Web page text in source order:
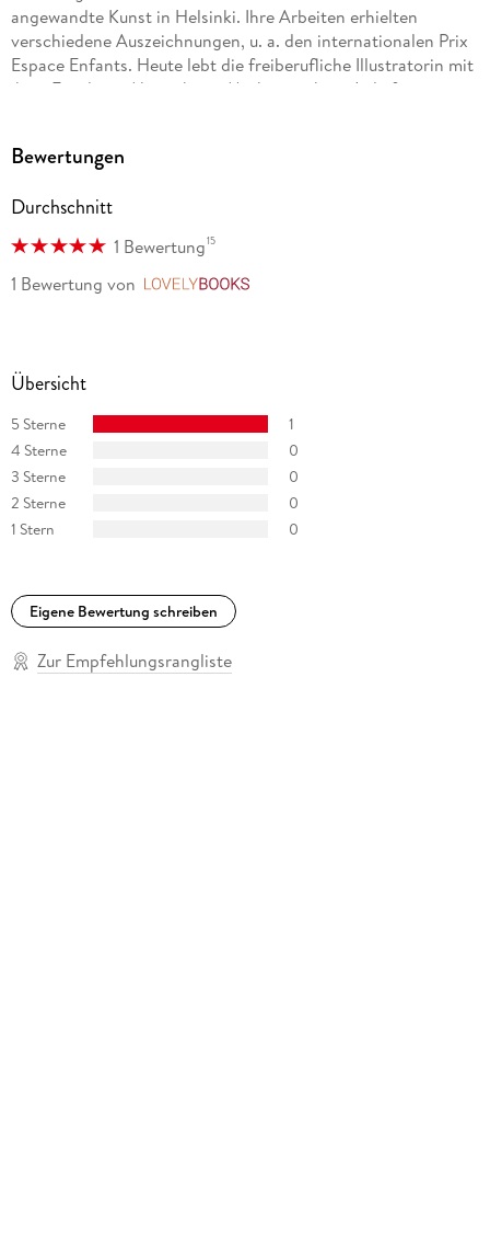
angewandte Kunst in Helsinki. Ihre Arbeiten erhielten
verschiedene Auszeichnungen, u. a. den internationalen Prix
Espace Enfants. Heute lebt die freiberufliche Illustratorin mit
ihrer Familie in Ahrensburg. Markenzeichen: Jede freie
Bewertungen
Durchschnitt
1 Bewertung15
1 Bewertung von
Übersicht
5 Sterne
1
4 Sterne
0
3 Sterne
0
2 Sterne
0
1 Stern
0
Eigene Bewertung schreiben
Zur Empfehlungsrangliste